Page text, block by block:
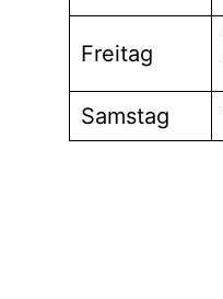
Freitag
Samstag